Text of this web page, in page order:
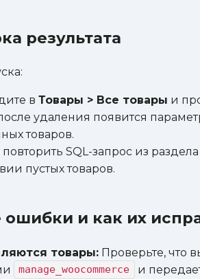
результата
в Товары > Все товары и
удаления появится
товаров.
SQL-запрос из
пустых товаров.
ошибки и как их
товары: Проверьте, что
manage_woocommerce и